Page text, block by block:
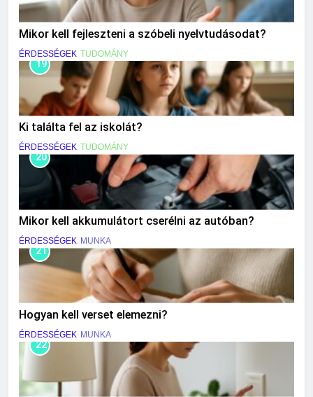
Mikor kell fejleszteni a szóbeli nyelvtudásodat?
ÉRDESSÉGEK TUDOMÁNY
19
Ki találta fel az iskolát?
ÉRDESSÉGEK TUDOMÁNY
20
Mikor kell akkumulátort cserélni az autóban?
ÉRDESSÉGEK MUNKA
21
Hogyan kell verset elemezni?
ÉRDESSÉGEK MUNKA
22